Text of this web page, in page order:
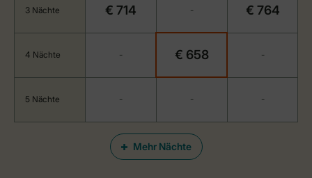
Mehr Nächte
3 Nächte € 714 - € 764
4 Nächte - € 658 -
5 Nächte - - -